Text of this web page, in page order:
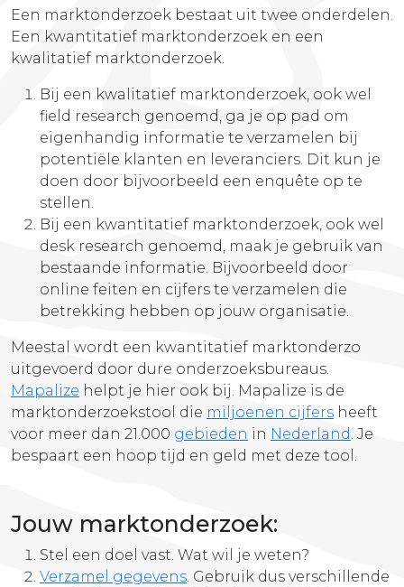
Een marktonderzoek bestaat uit twee onderdelen.
Een kwantitatief marktonderzoek en een
kwalitatief marktonderzoek.
Bij een kwalitatief marktonderzoek, ook wel
field research genoemd, ga je op pad om
eigenhandig informatie te verzamelen bij
potentiële klanten en leveranciers. Dit kun je
doen door bijvoorbeeld een enquête op te
stellen.
Bij een kwantitatief marktonderzoek, ook wel
desk research genoemd, maak je gebruik van
bestaande informatie. Bijvoorbeeld door
online feiten en cijfers te verzamelen die
betrekking hebben op jouw organisatie.
Meestal wordt een kwantitatief marktonderzo
uitgevoerd door dure onderzoeksbureaus.
Mapalize helpt je hier ook bij. Mapalize is de
marktonderzoekstool die miljoenen cijfers heeft
voor meer dan 21.000 gebieden in Nederland. Je
bespaart een hoop tijd en geld met deze tool.
Jouw marktonderzoek:
Stel een doel vast. Wat wil je weten?
Verzamel gegevens. Gebruik dus verschillende